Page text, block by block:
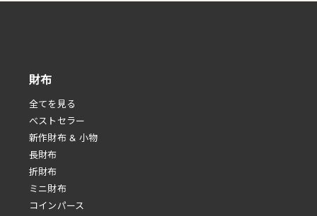
財布
全てを見る
べストセラー
新作財布 & 小物
長財布
折財布
ミニ財布
コインパース